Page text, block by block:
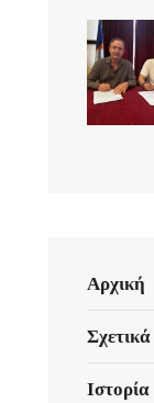
Αρχική